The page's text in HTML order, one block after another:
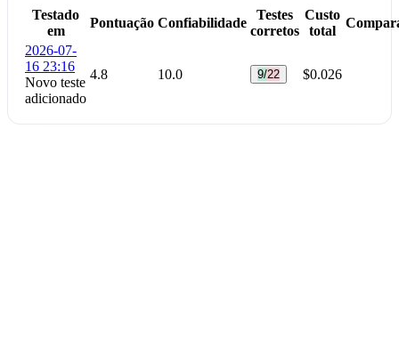
Testado
em
Pontuação Confiabilidade
Testes
corretos
Custo
total
2026-07-
16 23:16
Novo teste
adicionado
4.8 10.0 9/22 $0.026